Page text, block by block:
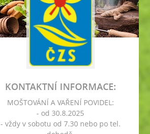
KONTAKTNÍ INFORMACE:
MOŠTOVÁNÍ A VAŘENÍ POVIDEL:
- od 30.8.2025
- vždy v sobotu od 7.30 nebo po tel.